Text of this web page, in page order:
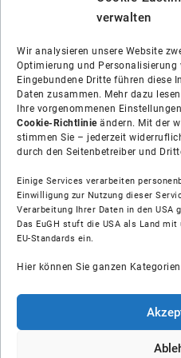
verwalten
Wir analysieren unsere Website
Optimierung und Personalisierung
Eingebundene Dritte führen diese
Daten zusammen. Mehr dazu
Ihre vorgenommenen
Cookie-Richtlinieändern. Mit der
stimmen Sie – jederzeit
durch den Seitenbetreiber und
Einige Services verarbeiten
Einwilligung zur Nutzung dieser
Verarbeitung Ihrer Daten in den USA
Das EuGH stuft die USA als Land
EU-Standards ein.
Hier können Sie ganzen
Über uns
Soziale Medien